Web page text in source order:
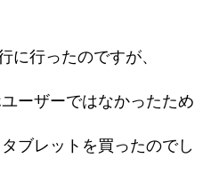
に行ったのですが、
ーザーではなかったため
ブレットを買ったのでし